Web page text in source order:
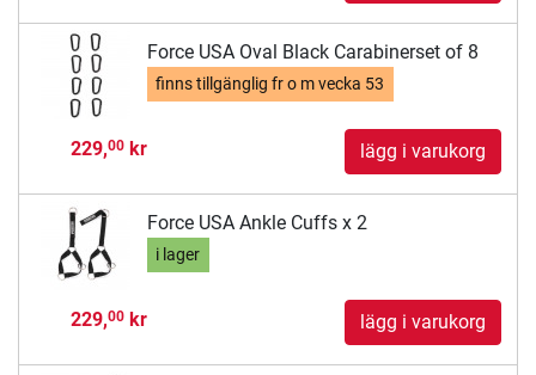
Force USA Oval Black Carabinerset of 8
finns tillgänglig fr o mvecka 53
229,00kr lägg i varukorg
Force USA Ankle Cuffs x 2
i lager
229,00kr lägg i varukorg